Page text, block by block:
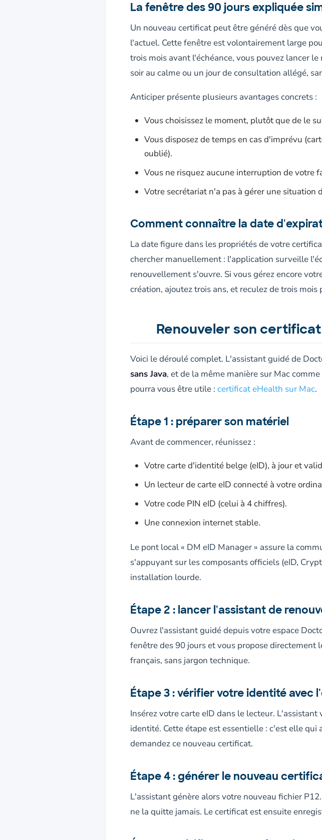
La fenêtre des 90 jours expliquée
Un nouveau certificat peut être généré dès que
l'actuel. Cette fenêtre est volontairement large
trois mois avant l'échéance, vous pouvez lancer
soir au calme ou un jour de consultation allégé,
Anticiper présente plusieurs avantages concrets :
Vous choisissez le moment, plutôt que de le
Vous disposez de temps en cas d'imprévu
oublié).
Vous ne risquez aucune interruption de votre
Votre secrétariat n'a pas à gérer une situation
Comment connaître la date
La date figure dans les propriétés de votre
chercher manuellement : l'application surveille
renouvellement s'ouvre. Si vous gérez encore
création, ajoutez trois ans, et reculez de trois
Renouveler son
Voici le déroulé complet. L'assistant guidé de
sans Java, et de la même manière sur Mac
pourra vous être utile : certificat eHealth sur Mac.
Étape 1 : préparer son matériel
Avant de commencer, réunissez :
Votre carte d'identité belge (eID), à jour et
Un lecteur de carte eID connecté à votre
Votre code PIN eID (celui à 4 chiffres).
Une connexion internet stable.
Le pont local « DM eID Manager » assure la
s'appuyant sur les composants officiels (eID,
installation lourde.
Étape 2 : lancer l'assistant de
Ouvrez l'assistant guidé depuis votre espace
fenêtre des 90 jours et vous propose directement
français, sans jargon technique.
Étape 3 : vérifier votre identité avec
Insérez votre carte eID dans le lecteur.
identité. Cette étape est essentielle : c'est elle
demandez ce nouveau certificat.
Étape 4 : générer le nouveau
L'assistant génère alors votre nouveau fichier
ne la quitte jamais. Le certificat est ensuite